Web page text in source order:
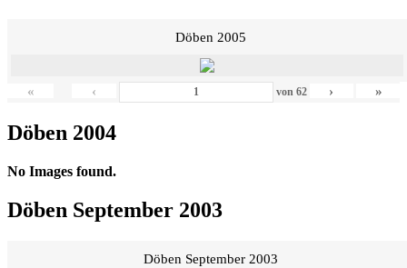
Döben 2005
« ‹ von 62 › »
Döben 2004
No Images found.
Döben September 2003
Döben September 2003